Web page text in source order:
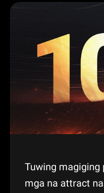
Tuwing magiging
mga na attract